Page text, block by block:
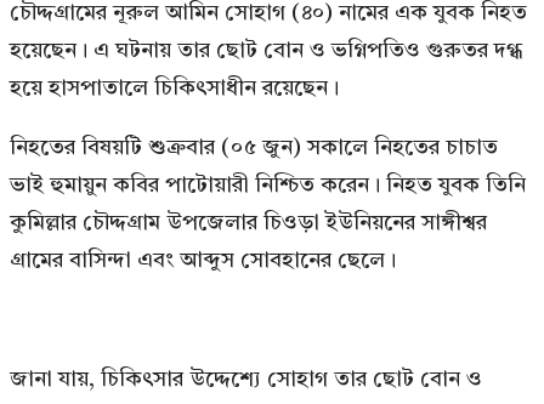
চৌদ্দগ্রামের নূরুল আমিন সোহাগ (৪০) নামের এক যুবক নিহত
হয়েছেন। এ ঘটনায় তার ছোট বোন ও ভগ্নিপতিও গুরুতর দগ্ধ
হয়ে হাসপাতালে চিকিৎসাধীন রয়েছেন।
নিহতের বিষয়টি শুক্রবার (০৫ জুন) সকালে নিহতের চাচাত
ভাই হুমায়ুন কবির পাটোয়ারী নিশ্চিত করেন। নিহত যুবক তিনি
কুমিল্লার চৌদ্দগ্রাম উপজেলার চিওড়া ইউনিয়নের সাঙ্গীশ্বর
গ্রামের বাসিন্দা এবং আব্দুস সোবহানের ছেলে।
জানা যায়, চিকিৎসার উদ্দেশ্যে সোহাগ তার ছোট বোন ও